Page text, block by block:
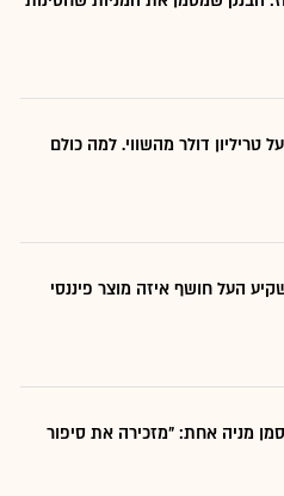
טריליון דולר מהשווי. למה כולם
העל חושף איזה מוצר פיננסי
מניה אחת: "מזכירה את סיפור